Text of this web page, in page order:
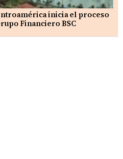
inicia el proceso
Financiero BSC